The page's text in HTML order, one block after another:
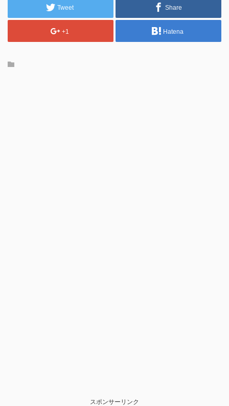
Tweet Share
+1 Hatena
スポンサーリンク